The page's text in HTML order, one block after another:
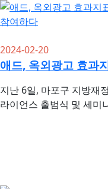
2024-02-20
지난 6일, 마포구 지방재
라이언스 출범식 및 세미